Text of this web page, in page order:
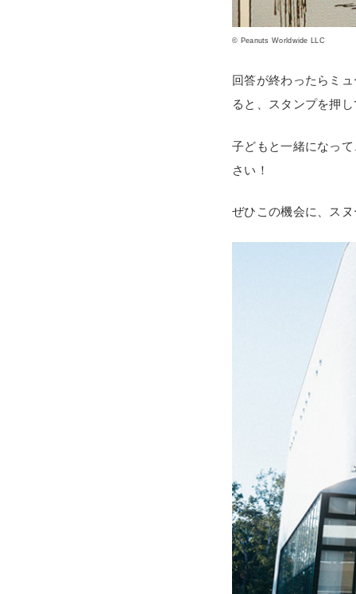
© Peanuts Worldwide LLC
回答が終わったらミ
ると、スタンプを押
子どもと一緒になっ
さい！
ぜひこの機会に、ス